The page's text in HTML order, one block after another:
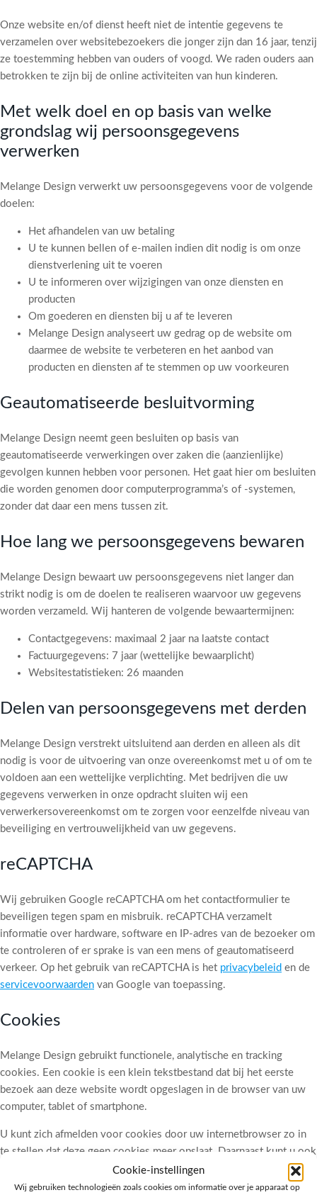
Cookie-instellingen
Wij gebruiken technologieën zoals cookies om informatie over je apparaat op
Onze website en/of dienst heeft niet de intentie gegevens te
verzamelen over websitebezoekers die jonger zijn dan 16 jaar, tenzij
ze toestemming hebben van ouders of voogd. We raden ouders aan
betrokken te zijn bij de online activiteiten van hun kinderen.
Met welk doel en op basis van welke
grondslag wij persoonsgegevens
verwerken
Melange Design verwerkt uw persoonsgegevens voor de volgende
doelen:
Het afhandelen van uw betaling
U te kunnen bellen of e-mailen indien dit nodig is om onze
dienstverlening uit te voeren
U te informeren over wijzigingen van onze diensten en
producten
Om goederen en diensten bij u af te leveren
Melange Design analyseert uw gedrag op de website om
daarmee de website te verbeteren en het aanbod van
producten en diensten af te stemmen op uw voorkeuren
Geautomatiseerde besluitvorming
Melange Design neemt geen besluiten op basis van
geautomatiseerde verwerkingen over zaken die (aanzienlijke)
gevolgen kunnen hebben voor personen. Het gaat hier om besluiten
die worden genomen door computerprogramma’s of -systemen,
zonder dat daar een mens tussen zit.
Hoe lang we persoonsgegevens bewaren
Melange Design bewaart uw persoonsgegevens niet langer dan
strikt nodig is om de doelen te realiseren waarvoor uw gegevens
worden verzameld. Wij hanteren de volgende bewaartermijnen:
Contactgegevens: maximaal 2 jaar na laatste contact
Factuurgegevens: 7 jaar (wettelijke bewaarplicht)
Websitestatistieken: 26 maanden
Delen van persoonsgegevens met derden
Melange Design verstrekt uitsluitend aan derden en alleen als dit
nodig is voor de uitvoering van onze overeenkomst met u of om te
voldoen aan een wettelijke verplichting. Met bedrijven die uw
gegevens verwerken in onze opdracht sluiten wij een
verwerkersovereenkomst om te zorgen voor eenzelfde niveau van
beveiliging en vertrouwelijkheid van uw gegevens.
reCAPTCHA
Wij gebruiken Google reCAPTCHA om het contactformulier te
beveiligen tegen spam en misbruik. reCAPTCHA verzamelt
informatie over hardware, software en IP-adres van de bezoeker om
te controleren of er sprake is van een mens of geautomatiseerd
verkeer. Op het gebruik van reCAPTCHA is het privacybeleid en de
servicevoorwaarden van Google van toepassing.
Cookies
Melange Design gebruikt functionele, analytische en tracking
cookies. Een cookie is een klein tekstbestand dat bij het eerste
bezoek aan deze website wordt opgeslagen in de browser van uw
computer, tablet of smartphone.
U kunt zich afmelden voor cookies door uw internetbrowser zo in
te stellen dat deze geen cookies meer opslaat. Daarnaast kunt u ook
alle informatie die eerder is opgeslagen via de instellingen van uw
browser verwijderen.